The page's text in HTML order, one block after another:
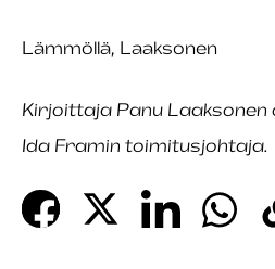
Lämmöllä, Laaksonen
Kirjoittaja Panu
Ida Framin toimitusjohtaja.